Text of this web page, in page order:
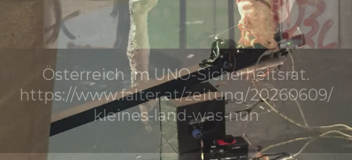
Österreich im UNO-Sicherheitsrat.
https://www.falter.at/zeitung/20260609/
kleines-land-was-nun
Veröffentlicht am Raimund Löw